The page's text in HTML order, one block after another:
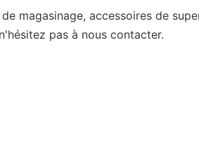
magasinage, accessoires de
pas à nous contacter.